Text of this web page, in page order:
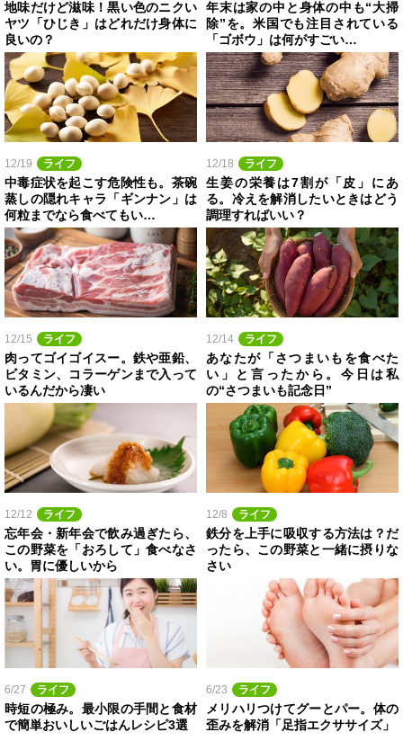
地味だけど滋味！黒い色のニクい
ヤツ「ひじき」はどれだけ身体に
良いの？
年末は家の中と身体の中も“大掃
除”を。米国でも注目されている
「ゴボウ」は何がすごい…
12/19 ライフ
中毒症状を起こす危険性も。茶碗
蒸しの隠れキャラ「ギンナン」は
何粒までなら食べてもい…
12/18 ライフ
生姜の栄養は7割が「皮」にあ
る。冷えを解消したいときはどう
調理すればいい？
12/15 ライフ
肉ってゴイゴイスー。鉄や亜鉛、
ビタミン、コラーゲンまで入って
いるんだから凄い
12/14 ライフ
あなたが「さつまいもを食べた
い」と言ったから。今日は私
の“さつまいも記念日”
12/12 ライフ
忘年会・新年会で飲み過ぎたら、
この野菜を「おろして」食べなさ
い。胃に優しいから
12/8 ライフ
鉄分を上手に吸収する方法は？だ
ったら、この野菜と一緒に摂りな
さい
6/27 ライフ
時短の極み。最小限の手間と食材
で簡単おいしいごはんレシピ3選
6/23 ライフ
メリハリつけてグーとパー。体の
歪みを解消「足指エクササイズ」